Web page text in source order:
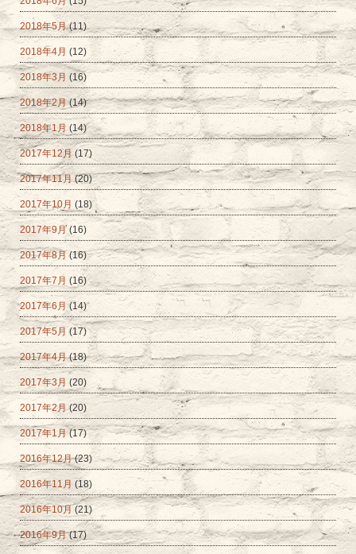
2018年5月(11)
2018年4月 (12)
2018年3月 (16)
2018年2月(14)
2018年1月 (14)
2017年12月 (17)
2017年11月(20)
2017年10月 (18)
2017年9月 (16)
2017年8月 (16)
2017年7月 (16)
2017年6月(14)
2017年5月 (17)
2017年4月(18)
2017年3月 (20)
2017年2月(20)
2017年1月 (17)
2016年12月(23)
2016年11月 (18)
2016年10月 (21)
2016年9月(17)